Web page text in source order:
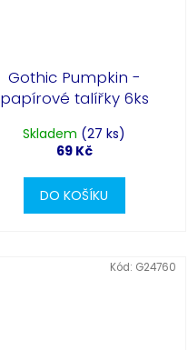
Gothic Pumpkin -
papírové talířky 6ks
Skladem (27 ks)
69 Kč
DO KOŠÍKU
Kód: G24760